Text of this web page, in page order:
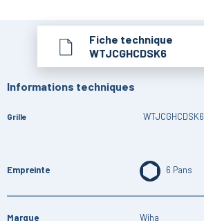
Fiche technique
WTJCGHCDSK6
Informations techniques
Grille WTJCGHCDSK6
Empreinte 6 Pans
Marque Wiha